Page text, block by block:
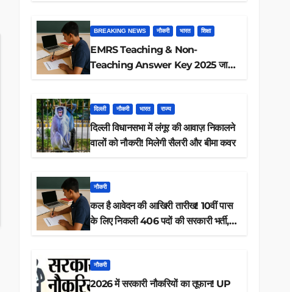
BREAKING NEWS नौकरी भारत शिक्षा
EMRS Teaching & Non-
Teaching Answer Key 2025 जारी,
दिल्ली नौकरी भारत राज्य
दिल्ली विधानसभा में लंगूर की आवाज़ निकालने
वालों को नौकरी! मिलेगी सैलरी और बीमा कवर
नौकरी
कल है आवेदन की आखिरी तारीख! 10वीं पास
के लिए निकली 406 पदों की सरकारी भर्ती,
नौकरी
2026 में सरकारी नौकरियों का तूफान! UP